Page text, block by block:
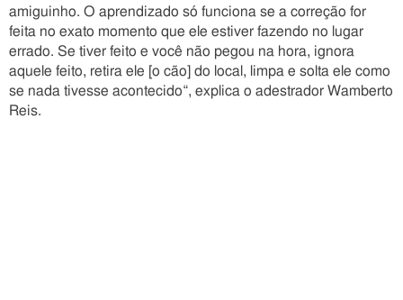
amiguinho. O aprendizado só funciona se a correção for
feita no exato momento que ele estiver fazendo no lugar
errado. Se tiver feito e você não pegou na hora, ignora
aquele feito, retira ele [o cão] do local, limpa e solta ele como
se nada tivesse acontecido“, explica o adestrador Wamberto
Reis.